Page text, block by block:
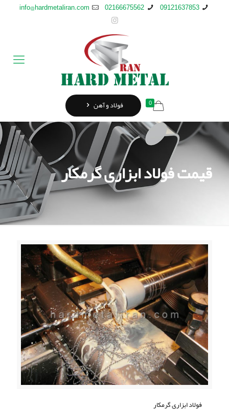
09121637853
02166675562
info@hardmetaliran.com
0 فولاد و آهن
قیمت فولاد ابزاری گرمکار
فولاد ابزاری گرمکار